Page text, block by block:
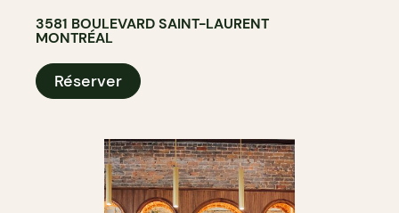
3581 BOULEVARD SAINT-LAURENT
MONTRÉAL
Réserver